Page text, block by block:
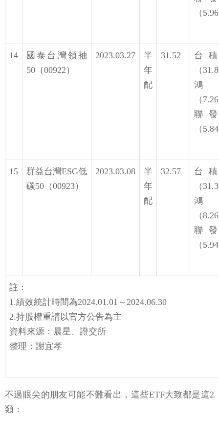
（
14
國泰台灣領袖
50（00922）
2023.03.27
半
年
配
31.52
台
（
鴻
（
聯
（
15
群益台灣ESG低
碳50（00923）
2023.03.08
半
年
配
32.57
台
（
鴻
（
聯
（
註：
1.績效統計時間為2024.01.01～2024.06.30
2.持股權重請以官方公告為主
資料來源：晨星、證交所
整理：謝宜孝
不過眼尖的朋友可能不難看出，這些ETF大致都是這2
類：